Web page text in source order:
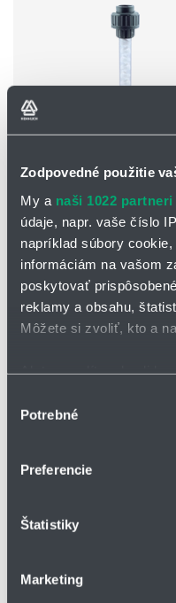
Zodpovedné použitie
My a naši 1022 partneri
údaje, napr. vaše číslo
napríklad súbory
informáciám na vašom
poskytovať
reklamy a obsahu,
Môžete si zvoliť, kto a
polohe s presnosťou
Viac informácií o tom,
môžete kedykoľvek
Na prispôsobenie
súhlasu
Potrebné
Preferencie
Štatistiky
Marketing
EASYstat so
Závitové statické
Na homogenizáciu
Extrémne krátka